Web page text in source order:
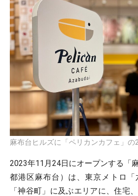
麻布台ヒルズに「ペリカンカフェ」の
2023年11月24日にオープンする「
都港区麻布台）は、東京メトロ「
「神谷町」に及ぶエリアに、住宅